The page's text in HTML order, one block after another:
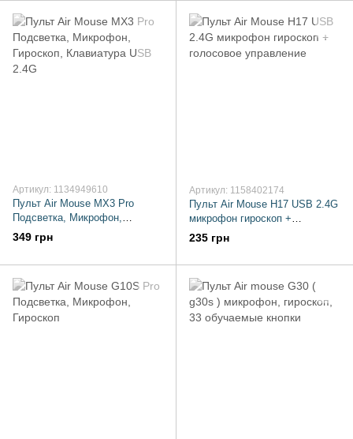
Артикул: 1134949610
Пульт Air Mouse MX3 Pro
Подсветка, Микрофон,
Гироскоп, Клавиатура USB
349 грн
Артикул: 1158402174
Пульт Air Mouse H17 USB 2.4G
микрофон гироскоп +
голосовое управление
235 грн